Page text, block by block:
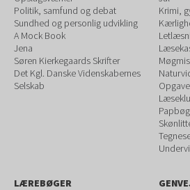
Politik, samfund og debat
Sundhed og personlig udvikling
A Mock Book
Jena
Søren Kierkegaards Skrifter
Det Kgl. Danske Videnskabernes
Selskab
Krimi,
LÆREBØGER